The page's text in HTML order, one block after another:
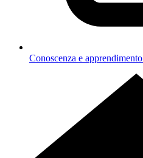
Conoscenza e apprendimento